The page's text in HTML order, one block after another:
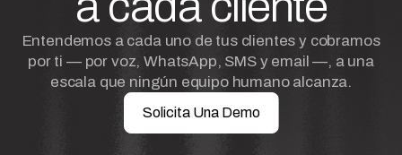
Entendemos a cada uno de tus clientes y cobramos
por ti — por voz, WhatsApp, SMS y email —, a una
escala que ningún equipo humano alcanza.
Solicita Una Demo